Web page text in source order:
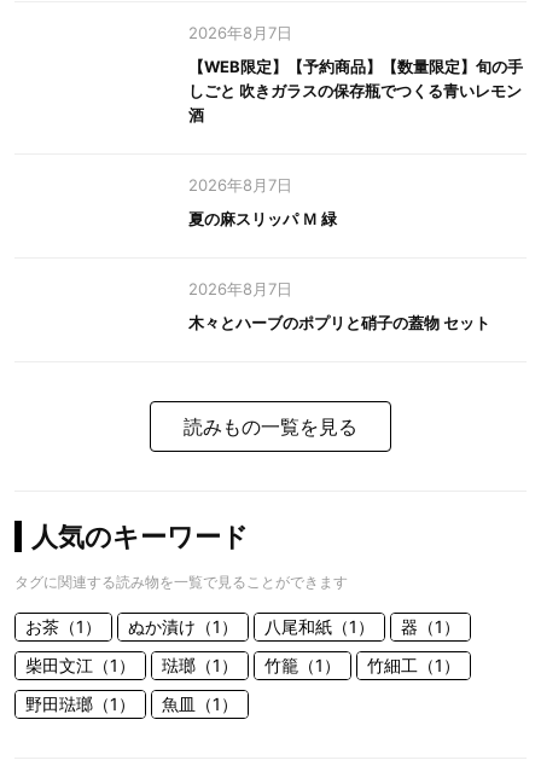
2026年8月7日
【WEB限定】【予約商品】【数量限定】旬の手
しごと 吹きガラスの保存瓶でつくる青いレモン
酒
2026年8月7日
夏の麻スリッパ Ｍ 緑
2026年8月7日
木々とハーブのポプリと硝子の蓋物 セット
読みもの一覧を見る
人気のキーワード
タグに関連する読み物を一覧で見ることができます
お茶（1） ぬか漬け（1） 八尾和紙（1）
器（1）
柴田文江（1）
琺瑯（1） 竹籠（1）
竹細工（1）
野田琺瑯（1）
魚皿（1）